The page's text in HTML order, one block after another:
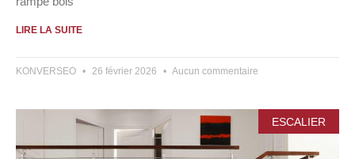
LIRE LA SUITE
KONVERSEO 26 février 2026 Aucun commentaire
ESCALIER